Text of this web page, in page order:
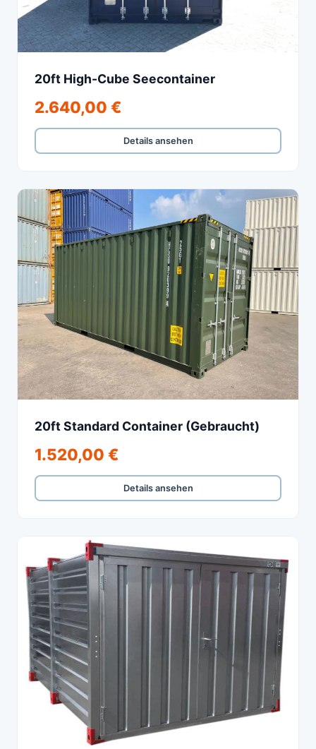
20ft High-Cube Seecontainer
2.640,00 €
Details ansehen
20ft Standard Container (Gebraucht)
1.520,00 €
Details ansehen